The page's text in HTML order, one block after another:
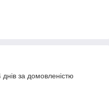
за домовленістю